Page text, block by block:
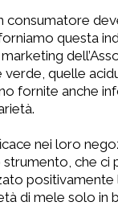
consumatore
questa
quelle
fornite anche
nei loro
che ci
positivamente
di mele solo in